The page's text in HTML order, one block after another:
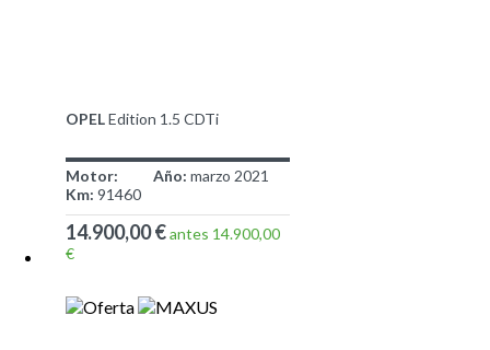
OPELEdition 1.5 CDTi
Motor: Año: marzo 2021
Km: 91460
14.900,00 €antes 14.900,00
€